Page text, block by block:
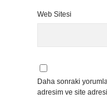
Web Sitesi
Daha sonraki
adresim ve site